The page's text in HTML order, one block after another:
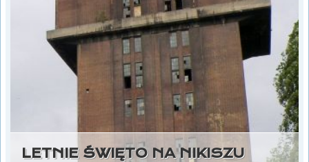
LETNIE ŚWIĘTO NA NIKISZU